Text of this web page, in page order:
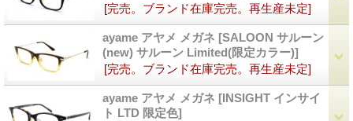
[完売。ブランド在庫完売。再生産未定]
ayame アヤメ メガネ [SALOON サルーン
(new) サルーン Limited(限定カラー)]
[完売。ブランド在庫完売。再生産未定]
ayame アヤメ メガネ [INSIGHT インサイ
ト LTD 限定色]